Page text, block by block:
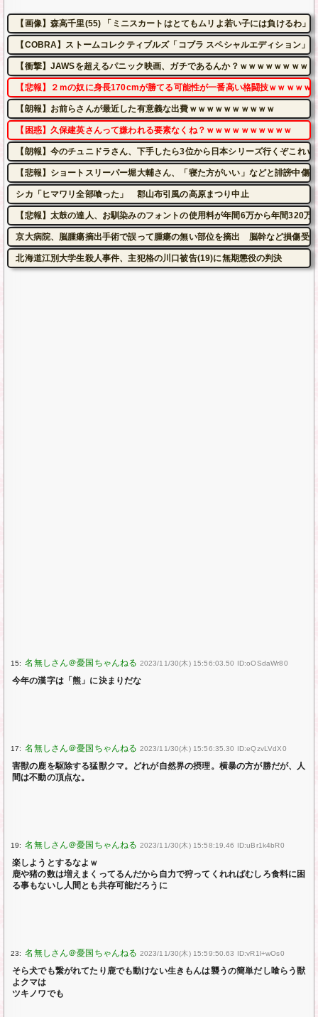
【画像】森高千里(55) 「ミニスカートはとてもムリよ若い子には負けるわ
【COBRA】ストームコレクティブルズ「コブラ スペシャルエディション」
【衝撃】JAWSを超えるパニック映画、ガチであるんか？ｗｗｗｗｗｗｗｗ
【悲報】２ｍの奴に身長170cmが勝てる可能性が一番高い格闘技ｗｗｗｗｗ
【朗報】お前らさんが最近した有意義な出費ｗｗｗｗｗｗｗｗｗｗ
【困惑】久保建英さんって嫌われる要素なくね？ｗｗｗｗｗｗｗｗｗｗ
【朗報】今のチュニドラさん、下手したら3位から日本シリーズ行くぞこれ
【悲報】ショートスリーパー堀大輔さん、「寝た方がいい」などと誹謗中傷
シカ「ヒマワリ全部喰った」 郡山布引風の高原まつり中止
【悲報】太鼓の達人、お馴染みのフォントの使用料が年間6万から年間320万
京大病院、脳腫瘍摘出手術で誤って腫瘍の無い部位を摘出 脳幹など損傷受
北海道江別大学生殺人事件、主犯格の川口被告(19)に無期懲役の判決
15: 2023/11/30(木) 15:56:03.50 ID:oOSdaWr80
今年の漢字は「熊」に決まりだな
17: 2023/11/30(木) 15:56:35.30 ID:eQzvLVdX0
害獣の鹿を駆除する猛獣クマ。どれが自然界の摂理。横暴の方が勝だが、人
間は不動の頂点な。
19: 2023/11/30(木) 15:58:19.46 ID:uBr1k4bR0
楽しようとするなよｗ
鹿や猪の数は増えまくってるんだから自力で狩ってくれればむしろ食料に困
る事もないし人間とも共存可能だろうに
23: 2023/11/30(木) 15:59:50.63 ID:vR1l+wOs0
そら犬でも繋がれてたり鹿でも動けない生きもんは襲うの簡単だし喰らう獣
よクマは
ツキノワでも